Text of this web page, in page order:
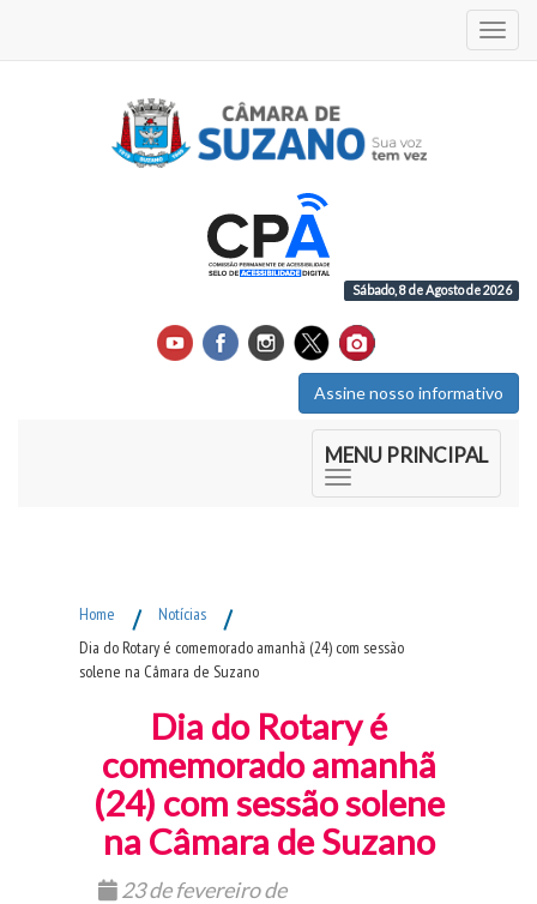
Sábado, 8 de Agosto de 2026
Assine nosso informativo
MENU PRINCIPAL
Home / Notícias /
Dia do Rotary é comemorado amanhã (24) com sessão
solene na Câmara de Suzano
Dia do Rotary é
comemorado amanhã
(24) com sessão solene
na Câmara de Suzano
23 de fevereiro de